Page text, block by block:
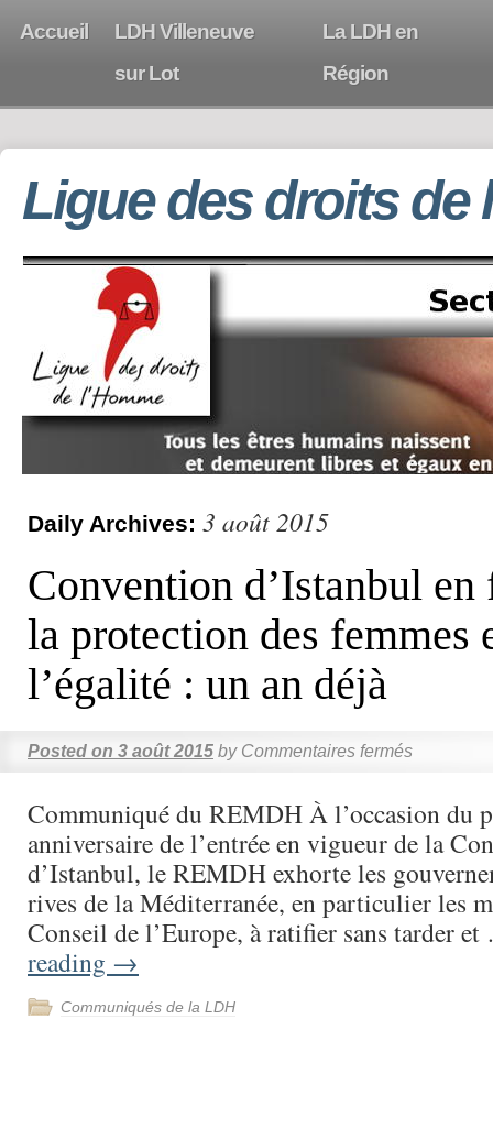
Accueil
LDH Villeneuve
sur Lot
La LDH en
Région
Ligue des droits de
Daily Archives: 3 août 2015
Convention d’Istanbul en
la protection des femmes
l’égalité : un an déjà
Posted on 3 août 2015 by Commentaires fermés
Communiqué du REMDH À l’occasion du
anniversaire de l’entrée en vigueur de la
d’Istanbul, le REMDH exhorte les
rives de la Méditerranée, en particulier les
Conseil de l’Europe, à ratifier sans tarder
reading →
Communiqués de la LDH